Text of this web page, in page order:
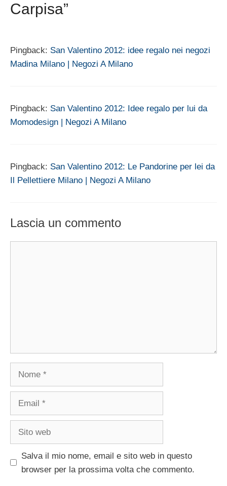
Carpisa”
Pingback: San Valentino 2012: idee regalo nei negozi
Madina Milano | Negozi A Milano
Pingback: San Valentino 2012: Idee regalo per lui da
Momodesign | Negozi A Milano
Pingback: San Valentino 2012: Le Pandorine per lei da
Il Pellettiere Milano | Negozi A Milano
Lascia un commento
Salva il mio nome, email e sito web in questo
browser per la prossima volta che commento.